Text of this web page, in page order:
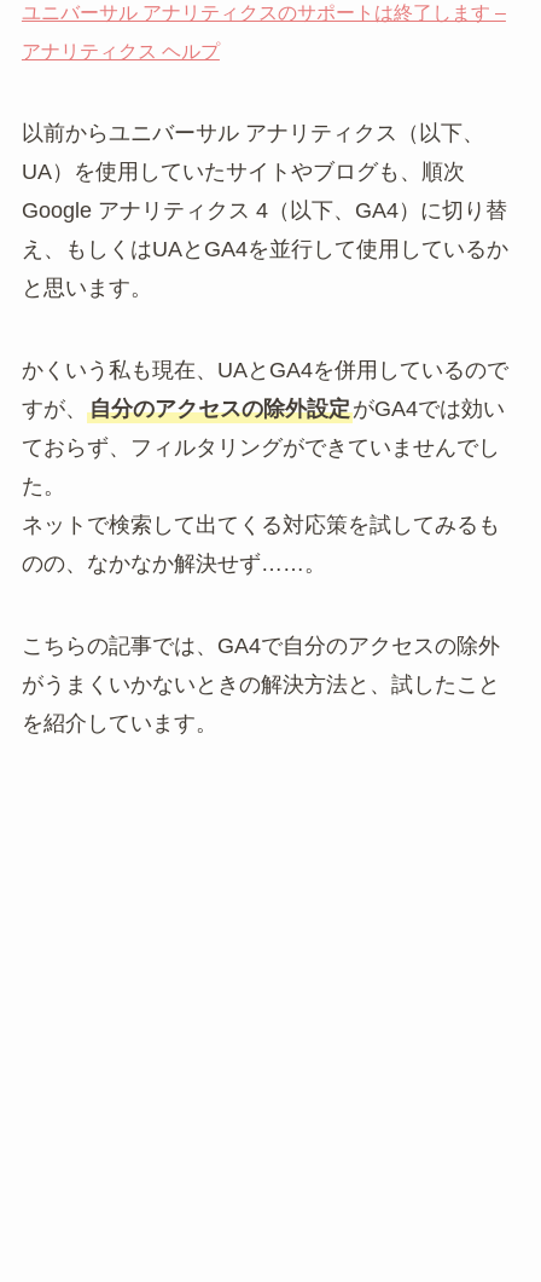
ユニバーサル アナリティクスのサポートは終了します –
アナリティクス ヘルプ
以前からユニバーサル アナリティクス（以下、
UA）を使用していたサイトやブログも、順次
Google アナリティクス 4（以下、GA4）に切り替
え、もしくはUAとGA4を並行して使用しているか
と思います。
かくいう私も現在、UAとGA4を併用しているので
すが、 自分のアクセスの除外設定がGA4では効い
ておらず、フィルタリングができていませんでし
た。
ネットで検索して出てくる対応策を試してみるも
のの、なかなか解決せず……。
こちらの記事では、GA4で自分のアクセスの除外
がうまくいかないときの解決方法と、試したこと
を紹介しています。